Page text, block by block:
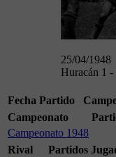
25/04/1948
Huracán 1 -
Fecha Partido
Campeonato
Campeonato 1948
Rival
Partidos